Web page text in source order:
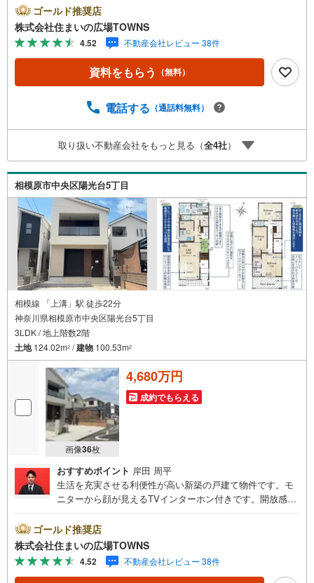
装、外装共にきれいな住み心地の良い新築物件です。98.53
平米の建物面積がある物件です。使い勝手が良いシステム
キッチンがある物件です。新築の戸建てで気分爽快な生活
を送りましょう。令和8年4月築の物件となり、室内も綺麗
です。【年中無休/9:00～21:00】人気物件は特にお問い合
わせが集中するため、お早めにお電話下さい。「室内・現
です。■その他、各種ご相談も承っております。○住宅ロー
場TOWNSからお客様へ経験豊富なスタッフが親身になって
お客様に合った物件をご紹介させて頂きます！ /他社様掲載
物件も併せてご紹介可能ですのでお気軽にお問い合わせ下
さい♪駐車場もございますので、お車でのお越しも大歓迎
です！
ゴールド推奨店
株式会社住まいの広場TOWNS
4.52 不動産会社レビュー 38件
資料をもらう （無料）
電話する （通話料無料）
取り扱い不動産会社をもっと見る（全4社）
相模原市中央区陽光台5丁目
相模線 「上溝」駅 徒歩22分
神奈川県相模原市中央区陽光台5丁目
3LDK / 地上階数2階
土地124.02m2 /建物 100.53m2
画像36枚
4,680万円
成約でもらえる
おすすめポイント 岸田 周平
生活を充実させる利便性が高い新築の戸建て物件です。モ
ニターから顔が見えるTVインターホン付きです。開放感溢
件に住んでみませんか。こちらからご覧下さい。追焚機能
設置の浴室なので翌日の入浴にも利便性が高いです。シス
テムキッチンは必要な物が組み込まれているため、すぐ調
理できます。1坪以上ある浴室は広々としていてお風呂好き
ゴールド推奨店
株式会社住まいの広場TOWNS
4.52 不動産会社レビュー 38件